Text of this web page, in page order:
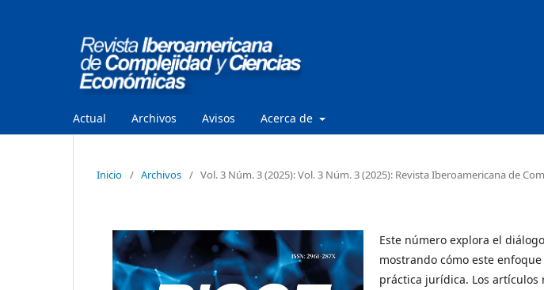
Actual Archivos Avisos Acerca de
Inicio / Archivos / Vol. 3 Núm. 3 (2025): Vol. 3 Núm. 3 (2025): Revista Iberoamericana de
Este número explora el
mostrando cómo este
práctica jurídica. Los